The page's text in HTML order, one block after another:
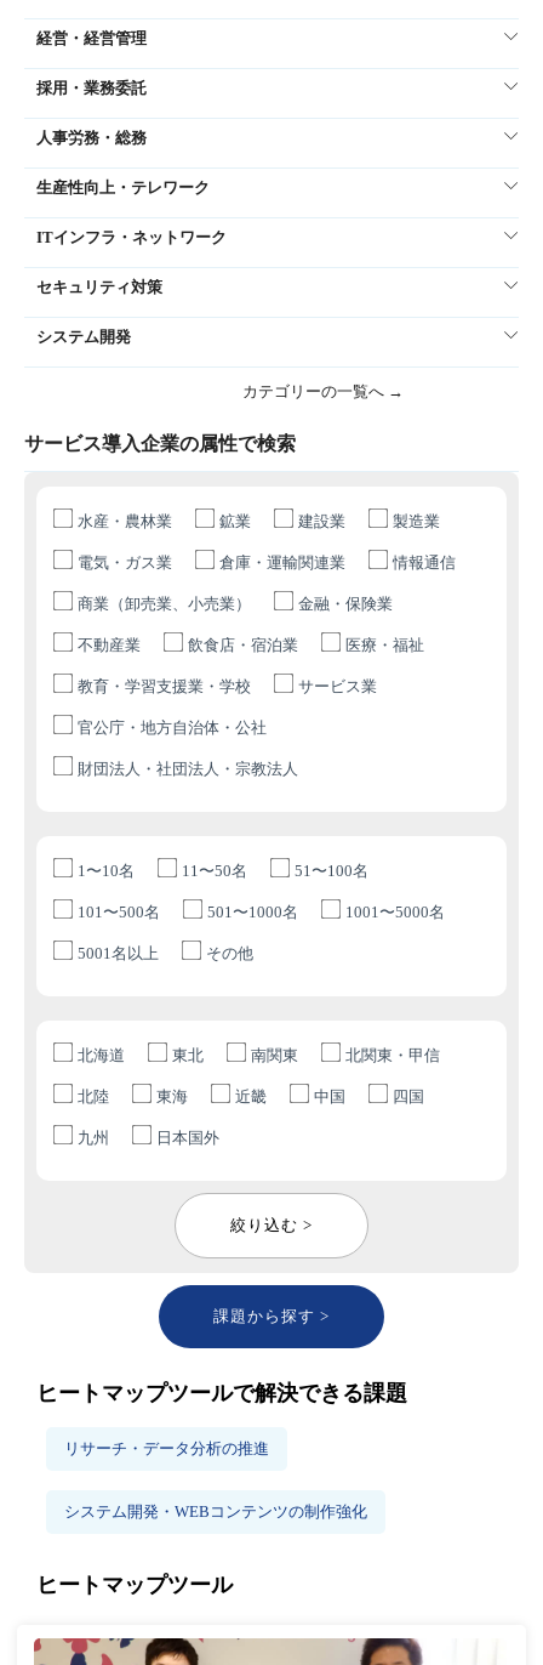
経営・経営管理
採用・業務委託
人事労務・総務
生産性向上・テレワーク
ITインフラ・ネットワーク
セキュリティ対策
システム開発
カテゴリーの一覧へ →
サービス導入企業の属性で検索
水産・農林業 鉱業 建設業 製造業
電気・ガス業 倉庫・運輸関連業 情報通信
商業（卸売業、小売業） 金融・保険業
不動産業 飲食店・宿泊業 医療・福祉
教育・学習支援業・学校 サービス業
官公庁・地方自治体・公社
財団法人・社団法人・宗教法人
1〜10名 11〜50名 51〜100名
101〜500名 501〜1000名 1001〜5000名
5001名以上 その他
北海道 東北 南関東 北関東・甲信
北陸 東海 近畿 中国 四国
九州 日本国外
絞り込む >
課題から探す >
ヒートマップツールで解決できる課題
リサーチ・データ分析の推進
システム開発・WEBコンテンツの制作強化
ヒートマップツール